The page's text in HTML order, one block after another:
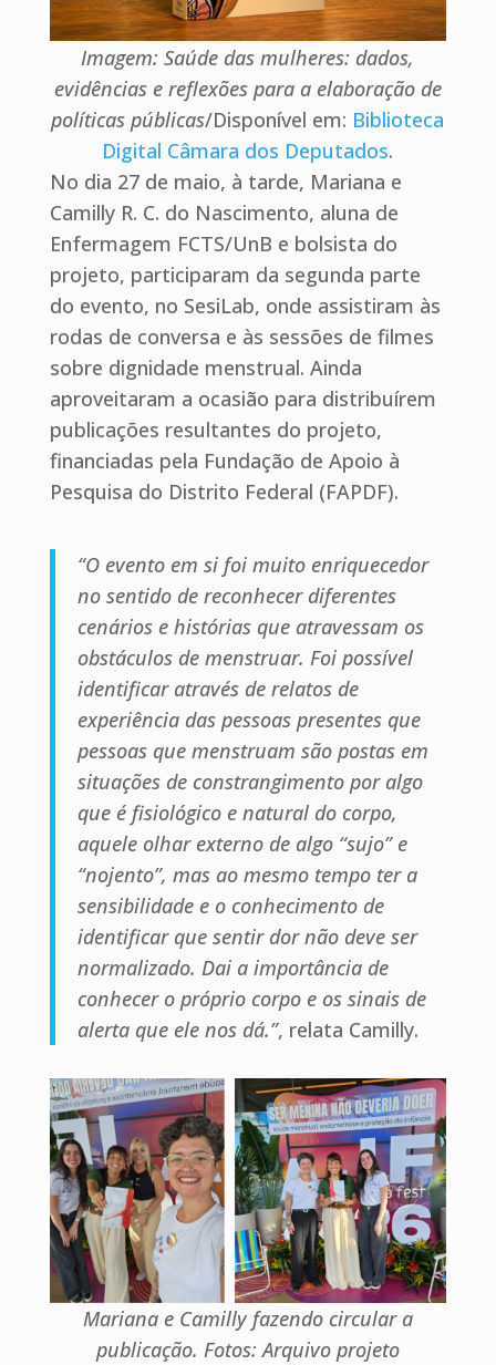
Imagem: Saúde das mulheres: dados,
evidências e reflexões para a elaboração de
políticas públicas/Disponível em: Biblioteca
Digital Câmara dos Deputados.
No dia 27 de maio, à tarde, Mariana e
Camilly R. C. do Nascimento, aluna de
Enfermagem FCTS/UnB e bolsista do
projeto, participaram da segunda parte
do evento, no SesiLab, onde assistiram às
rodas de conversa e às sessões de filmes
sobre dignidade menstrual. Ainda
aproveitaram a ocasião para distribuírem
publicações resultantes do projeto,
financiadas pela Fundação de Apoio à
Pesquisa do Distrito Federal (FAPDF).
“O evento em si foi muito enriquecedor
no sentido de reconhecer diferentes
cenários e histórias que atravessam os
obstáculos de menstruar. Foi possível
identificar através de relatos de
experiência das pessoas presentes que
pessoas que menstruam são postas em
situações de constrangimento por algo
que é fisiológico e natural do corpo,
aquele olhar externo de algo “sujo” e
“nojento”, mas ao mesmo tempo ter a
sensibilidade e o conhecimento de
identificar que sentir dor não deve ser
normalizado. Dai a importância de
conhecer o próprio corpo e os sinais de
alerta que ele nos dá.”, relata Camilly.
Mariana e Camilly fazendo circular a
publicação. Fotos: Arquivo projeto